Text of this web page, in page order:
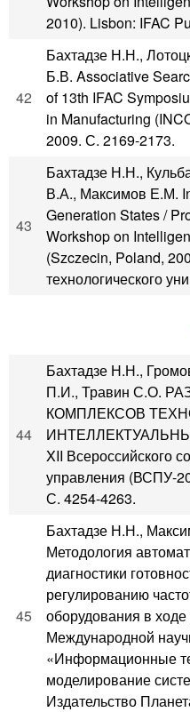
2010). Lisbon: IFAC
42
Бахтадзе Н.Н.,
Б.В. Associative
of 13th IFAC
in Manufacturing
2009. С. 2169-2173.
43
Бахтадзе Н.Н.,
В.А., Максимов Е.М.
Generation States /
Workshop on
(Szczecin, Poland,
технологического
44
Бахтадзе Н.Н.,
П.И., Травин С.О.
КОМПЛЕКСОВ
XII Всероссийского
управления (ВСПУ-
С. 4254-4263.
45
Бахтадзе Н.Н.,
Методология
диагностики
регулированию
оборудования в
Международной
«Информационные
моделирование
Издательство